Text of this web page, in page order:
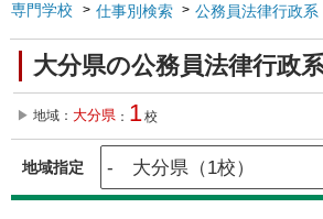
専門学校 仕事別検索 公務員法律行政系
大分県の公務員法律行政
地域： 大分県 ： 1校
地域指定